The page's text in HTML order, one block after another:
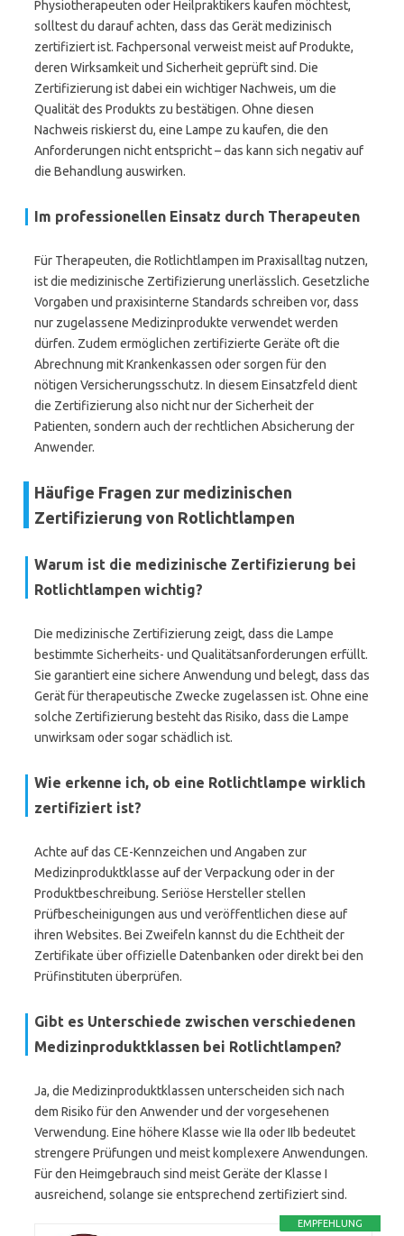
Physiotherapeuten oder Heilpraktikers kaufen möchtest,
solltest du darauf achten, dass das Gerät medizinisch
zertifiziert ist. Fachpersonal verweist meist auf Produkte,
deren Wirksamkeit und Sicherheit geprüft sind. Die
Zertifizierung ist dabei ein wichtiger Nachweis, um die
Qualität des Produkts zu bestätigen. Ohne diesen
Nachweis riskierst du, eine Lampe zu kaufen, die den
Anforderungen nicht entspricht – das kann sich negativ auf
die Behandlung auswirken.
Im professionellen Einsatz durch Therapeuten
Für Therapeuten, die Rotlichtlampen im Praxisalltag nutzen,
ist die medizinische Zertifizierung unerlässlich. Gesetzliche
Vorgaben und praxisinterne Standards schreiben vor, dass
nur zugelassene Medizinprodukte verwendet werden
dürfen. Zudem ermöglichen zertifizierte Geräte oft die
Abrechnung mit Krankenkassen oder sorgen für den
nötigen Versicherungsschutz. In diesem Einsatzfeld dient
die Zertifizierung also nicht nur der Sicherheit der
Patienten, sondern auch der rechtlichen Absicherung der
Anwender.
Häufige Fragen zur medizinischen
Zertifizierung von Rotlichtlampen
Warum ist die medizinische Zertifizierung bei
Rotlichtlampen wichtig?
Die medizinische Zertifizierung zeigt, dass die Lampe
bestimmte Sicherheits- und Qualitätsanforderungen erfüllt.
Sie garantiert eine sichere Anwendung und belegt, dass das
Gerät für therapeutische Zwecke zugelassen ist. Ohne eine
solche Zertifizierung besteht das Risiko, dass die Lampe
unwirksam oder sogar schädlich ist.
Wie erkenne ich, ob eine Rotlichtlampe wirklich
zertifiziert ist?
Achte auf das CE-Kennzeichen und Angaben zur
Medizinproduktklasse auf der Verpackung oder in der
Produktbeschreibung. Seriöse Hersteller stellen
Prüfbescheinigungen aus und veröffentlichen diese auf
ihren Websites. Bei Zweifeln kannst du die Echtheit der
Zertifikate über offizielle Datenbanken oder direkt bei den
Prüfinstituten überprüfen.
Gibt es Unterschiede zwischen verschiedenen
Medizinproduktklassen bei Rotlichtlampen?
Ja, die Medizinproduktklassen unterscheiden sich nach
dem Risiko für den Anwender und der vorgesehenen
Verwendung. Eine höhere Klasse wie IIa oder IIb bedeutet
strengere Prüfungen und meist komplexere Anwendungen.
Für den Heimgebrauch sind meist Geräte der Klasse I
ausreichend, solange sie entsprechend zertifiziert sind.
EMPFEHLUNG